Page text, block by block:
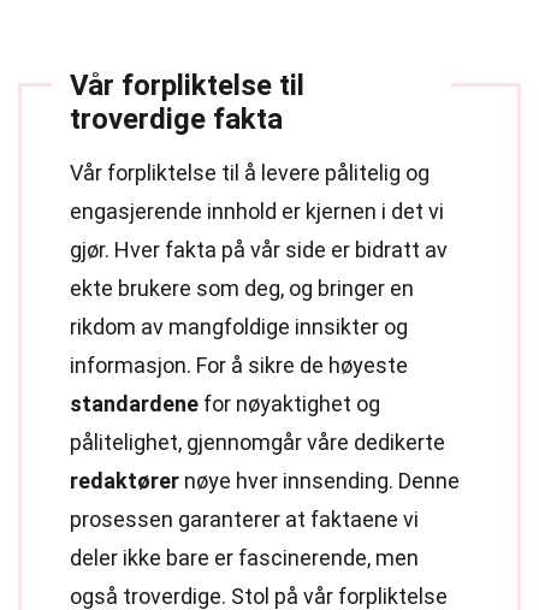
Vår forpliktelse til
troverdige fakta
Vår forpliktelse til å levere pålitelig og
engasjerende innhold er kjernen i det vi
gjør. Hver fakta på vår side er bidratt av
ekte brukere som deg, og bringer en
rikdom av mangfoldige innsikter og
informasjon. For å sikre de høyeste
standardene for nøyaktighet og
pålitelighet, gjennomgår våre dedikerte
redaktører nøye hver innsending. Denne
prosessen garanterer at faktaene vi
deler ikke bare er fascinerende, men
også troverdige. Stol på vår forpliktelse